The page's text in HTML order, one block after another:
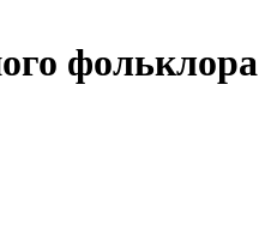
фольклора